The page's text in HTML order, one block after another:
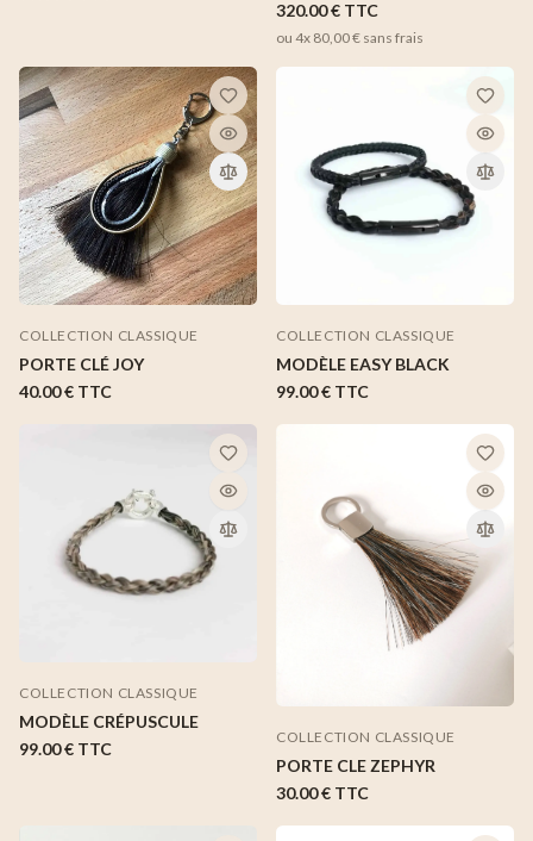
320.00 € TTC
ou 4x 80,00 € sans frais
COLLECTION CLASSIQUE
PORTE CLÉ JOY
40.00 € TTC
COLLECTION CLASSIQUE
MODÈLE EASY BLACK
99.00 € TTC
COLLECTION CLASSIQUE
MODÈLE CRÉPUSCULE
99.00 € TTC
COLLECTION CLASSIQUE
PORTE CLE ZEPHYR
30.00 € TTC